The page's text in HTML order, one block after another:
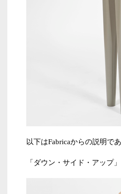
以下はFabricaからの説明であ
「ダウン・サイド・アップ